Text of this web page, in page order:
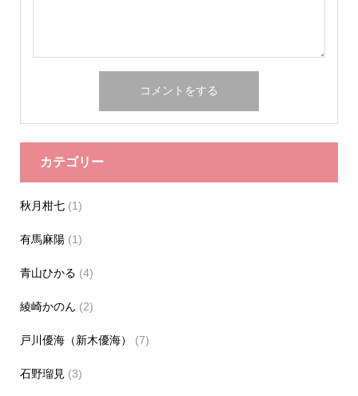
カテゴリー
秋月柑七(1)
有馬麻陽(1)
青山ひかる (4)
綾崎かのん (2)
戸川優海（新木優海） (7)
石野瑠見 (3)